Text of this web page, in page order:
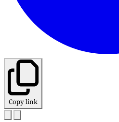
Copy link